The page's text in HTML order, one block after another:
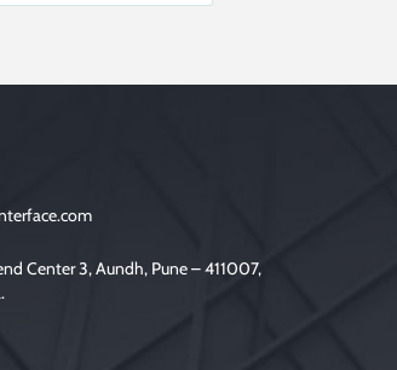
Center 3, Aundh, Pune – 411007,